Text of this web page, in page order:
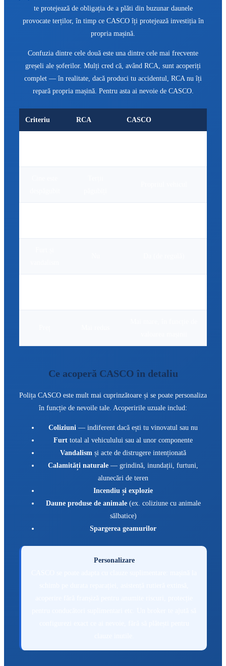
te protejează de obligația de a plăti din buzunar daunele
provocate terților, în timp ce CASCO îți protejează investiția în
propria mașină.
Confuzia dintre cele două este una dintre cele mai frecvente
greșeli ale șoferilor. Mulți cred că, având RCA, sunt acoperiți
complet — în realitate, dacă produci tu accidentul, RCA nu îți
repară propria mașină. Pentru asta ai nevoie de CASCO.
Criteriu RCA CASCO
Ce acoperă CASCO în detaliu
Polița CASCO este mult mai cuprinzătoare și se poate personaliza
în funcție de nevoile tale. Acoperirile uzuale includ:
Coliziuni — indiferent dacă ești tu vinovatul sau nu
Furt total al vehiculului sau al unor componente
Vandalism și acte de distrugere intenționată
Calamități naturale — grindină, inundații, furtuni,
alunecări de teren
Incendiu și explozie
Daune produse de animale(ex. coliziune cu animale
sălbatice)
Spargerea geamurilor
Personalizare